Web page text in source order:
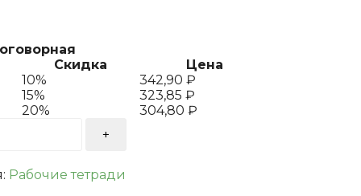
Скидка
Цена
10% 342,90 ₽
15% 323,85 ₽
20% 304,80 ₽
Рабочие тетради